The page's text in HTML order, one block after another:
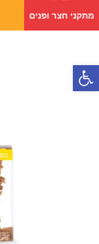
פתח סרגל נגישות
מתקני חצר ופנים